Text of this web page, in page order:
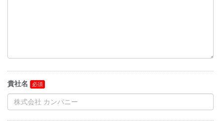
貴社名